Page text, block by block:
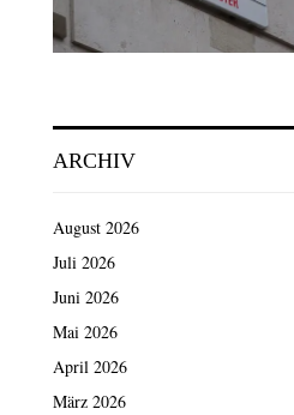
ARCHIV
August 2026
Juli 2026
Juni 2026
Mai 2026
April 2026
März 2026